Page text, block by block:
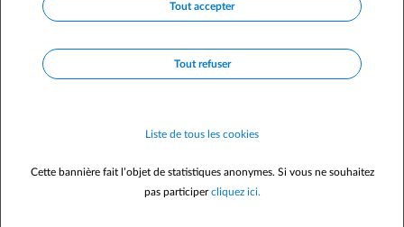
element-handout
submergé de détails superflus
Tout accepter
Tout refuser
Liste de tous les cookies
Cette bannière fait l’objet de statistiques anonymes. Si vous ne souhaitez
pas participercliquez ici.